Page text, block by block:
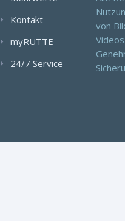
Kontakt
myRUTTE
24/7 Service
von